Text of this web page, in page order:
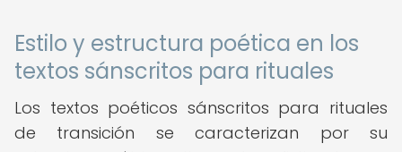
Estilo y estructura poética en los
textos sánscritos para rituales
Los textos poéticos sánscritos para rituales
de transición se caracterizan por su